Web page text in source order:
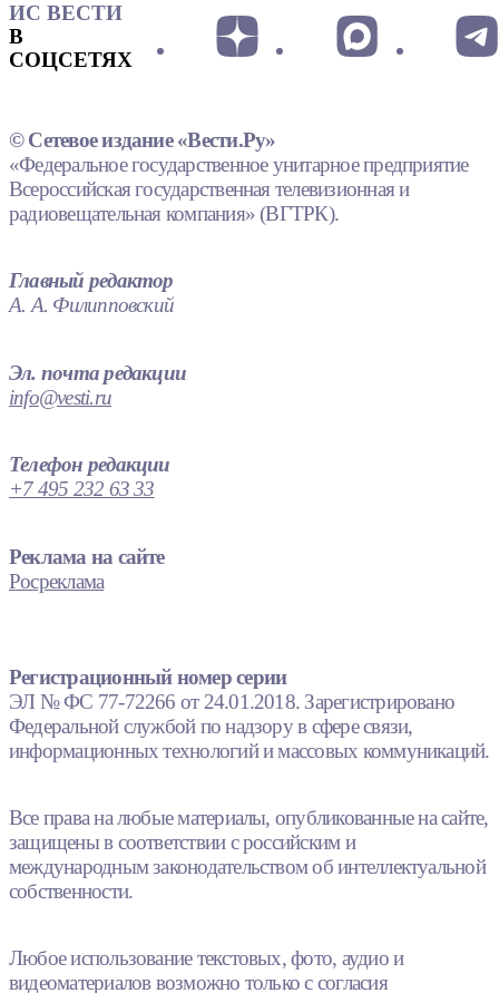
ИС ВЕСТИ
В
СОЦСЕТЯХ
© Сетевое издание «Вести.Ру»
«Федеральное государственное унитарное предприятие
Всероссийская государственная телевизионная и
радиовещательная компания» (ВГТРК).
Главный редактор
А. А. Филипповский
Эл. почта редакции
info@vesti.ru
Телефон редакции
+7 495 232 63 33
Реклама на сайте
Росреклама
Регистрационный номер серии
ЭЛ № ФС 77-72266 от 24.01.2018. Зарегистрировано
Федеральной службой по надзору в сфере связи,
информационных технологий и массовых коммуникаций.
Все права на любые материалы, опубликованные на сайте,
защищены в соответствии с российским и
международным законодательством об интеллектуальной
собственности.
Любое использование текстовых, фото, аудио и
видеоматериалов возможно только с согласия